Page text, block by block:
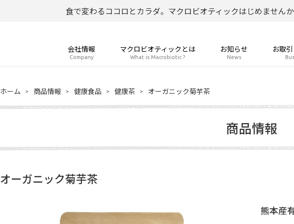
食で変わるココロとカラダ。マクロビオティックはじめません
会社情報
Company
マクロビオティックとは
What is Macrobiotic ?
お知らせ
News
お取
ホーム 商品情報 健康食品 健康茶 オーガニック菊芋茶
商品情報
オーガニック菊芋茶
熊本産